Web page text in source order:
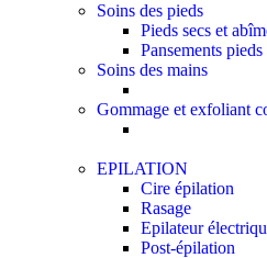
Soins des pieds
Pieds secs et
Pansements
Soins des mains
Gommage et exfoliant
EPILATION
Cire épilation
Rasage
Epilateur
Post-épilation